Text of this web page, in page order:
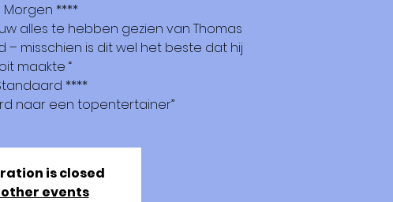
Morgen ****
alles te hebben gezien van Thomas
– misschien is dit wel het beste dat hij
maakte “
****
naar een topentertainer”
is closed
other events